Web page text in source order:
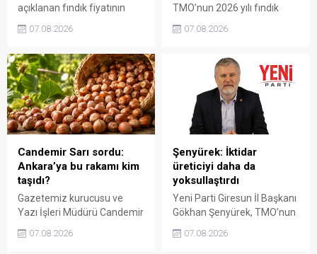
açıklanan fındık fiyatının
karşısında yetersiz kaldığını
emeğinin korunmasını
istedi. Karaibrahim,
sürdürülebilir üretim için
fiyat politikasının yeniden
değerlendirilmesi gerektiğini
söyledi.
07.08.2026
TMO’nun 2026 yılı fındık
Açıklanan rakamın üreticinin
karşılamadığını belirten
Gezmiş, “Üreticiyi yok
sayanı, günü geldiğinde
üretici de yok sayacaktır”
dedi.
07.08.2026
Candemir Sarı sordu:
Ankara’ya bu rakamı kim
taşıdı?
Gazetemiz kurucusu ve
Yazı İşleri Müdürü Candemir
tartışmalarını köşesine
07.08.2026
Şenyürek: İktidar
üreticiyi daha da
yoksullaştırdı
Yeni Parti Giresun İl Başkanı
Gökhan Şenyürek, TMO’nun
açıkladığı 255 liralık fiyatı
07.08.2026